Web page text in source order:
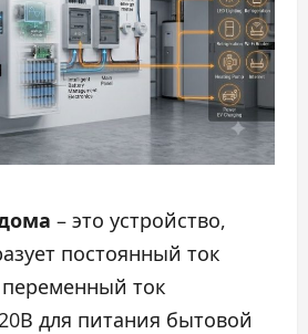
– это устройство,
постоянный ток
ток
для питания бытовой